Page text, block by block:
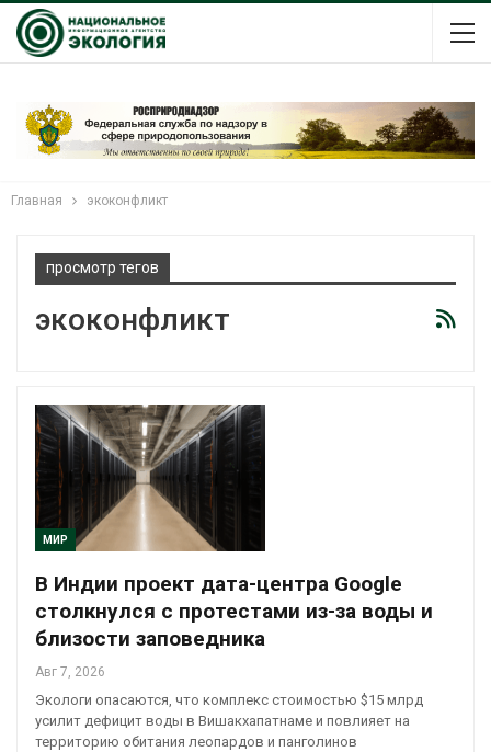
Главная экоконфликт
просмотр тегов
экоконфликт
МИР
В Индии проект дата-центра Google
столкнулся с протестами из-за воды и
близости заповедника
Авг 7, 2026
Экологи опасаются, что комплекс стоимостью $15 млрд
усилит дефицит воды в Вишакхапатнаме и повлияет на
территорию обитания леопардов и панголинов